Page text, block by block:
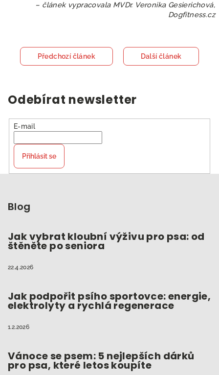
– článek vypracovala MVDr. Veronika Gesierichová,
Dogfitness.cz
Předchozí článek Další článek
Odebírat newsletter
E-mail
Přihlásit se
Blog
Jak vybrat kloubní výživu pro psa: od
štěněte po seniora
22.4.2026
Jak podpořit psího sportovce: energie,
elektrolyty a rychlá regenerace
1.2.2026
Vánoce se psem: 5 nejlepších dárků
pro psa, které letos koupíte